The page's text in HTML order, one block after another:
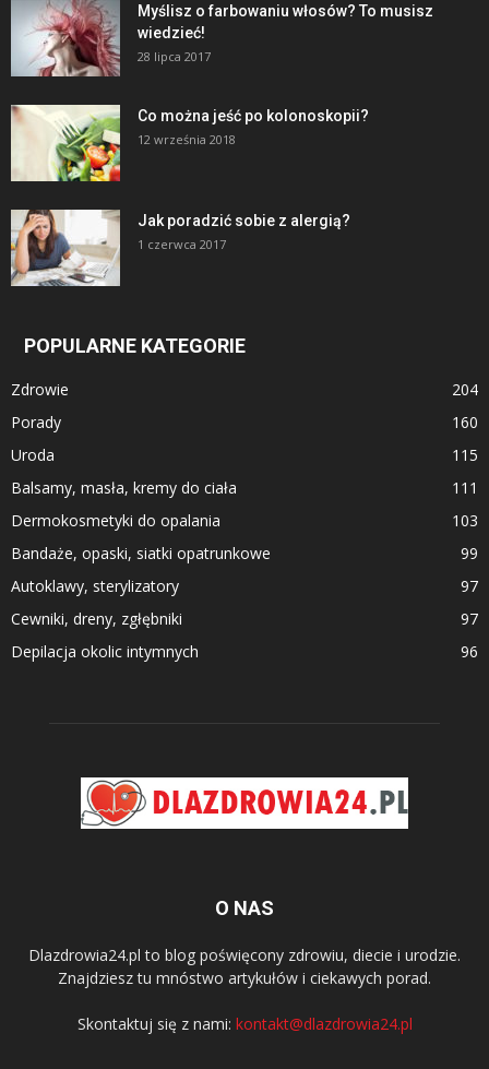
Myślisz o farbowaniu włosów? To musisz
wiedzieć!
28 lipca 2017
Co można jeść po kolonoskopii?
12 września 2018
Jak poradzić sobie z alergią?
1 czerwca 2017
POPULARNE KATEGORIE
Zdrowie
204
Porady
160
Uroda
115
Balsamy, masła, kremy do ciała
111
Dermokosmetyki do opalania
103
Bandaże, opaski, siatki opatrunkowe
99
Autoklawy, sterylizatory
97
Cewniki, dreny, zgłębniki
97
Depilacja okolic intymnych
96
O NAS
Dlazdrowia24.pl to blog poświęcony zdrowiu, diecie i urodzie.
Znajdziesz tu mnóstwo artykułów i ciekawych porad.
Skontaktuj się z nami: kontakt@dlazdrowia24.pl